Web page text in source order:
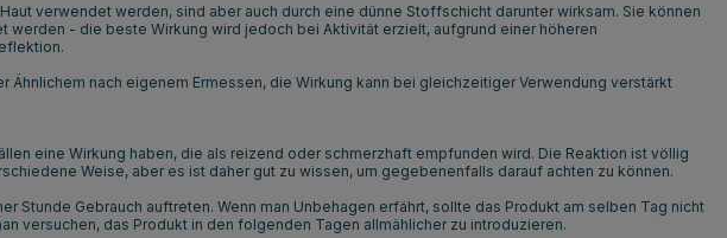
verwendet werden, sind aber auch durch eine dünne Stoffschicht darunter wirksam. Sie können
werden - die beste Wirkung wird jedoch bei Aktivität erzielt, aufgrund einer höheren
Ähnlichem nach eigenem Ermessen, die Wirkung kann bei gleichzeitiger Verwendung verstärkt
eine Wirkung haben, die als reizend oder schmerzhaft empfunden wird. Die Reaktion ist völlig
Weise, aber es ist daher gut zu wissen, um gegebenenfalls darauf achten zu können.
Stunde Gebrauch auftreten. Wenn man Unbehagen erfährt, sollte das Produkt am selben Tag nicht
versuchen, das Produkt in den folgenden Tagen allmählicher zu introduzieren.